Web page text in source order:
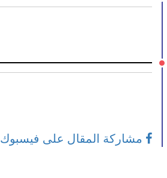
مشاركة المقال على فيسبوك